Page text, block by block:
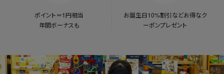
ポイント＝1円相当
年間ボーナスも
お誕生日10%割引などお得なク
ーポンプレゼント